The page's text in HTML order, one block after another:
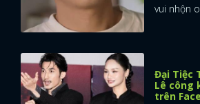
vui nhộn
Đại Tiệc
Lê công
trên